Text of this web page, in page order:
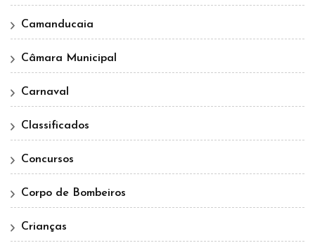
Camanducaia
Câmara Municipal
Carnaval
Classificados
Concursos
Corpo de Bombeiros
Crianças